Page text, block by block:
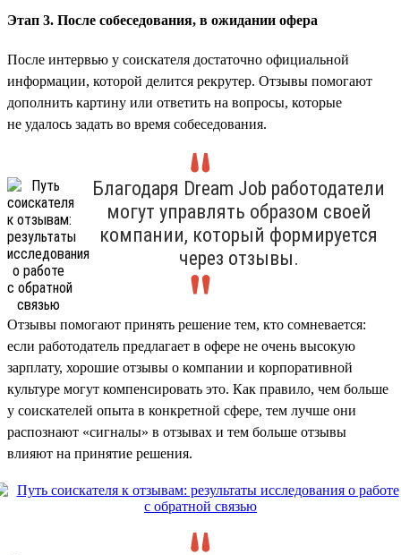
Этап 3. После собеседования, в ожидании офера
После интервью у соискателя достаточно официальной
информации, которой делится рекрутер. Отзывы помогают
дополнить картину или ответить на вопросы, которые
не удалось задать во время собеседования.
Благодаря Dream Job работодатели
могут управлять образом своей
компании, который формируется
через отзывы.
Отзывы помогают принять решение тем, кто сомневается:
если работодатель предлагает в офере не очень высокую
зарплату, хорошие отзывы о компании и корпоративной
культуре могут компенсировать это. Как правило, чем больше
у соискателей опыта в конкретной сфере, тем лучше они
распознают «сигналы» в отзывах и тем больше отзывы
влияют на принятие решения.